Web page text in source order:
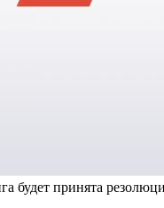
будет принята